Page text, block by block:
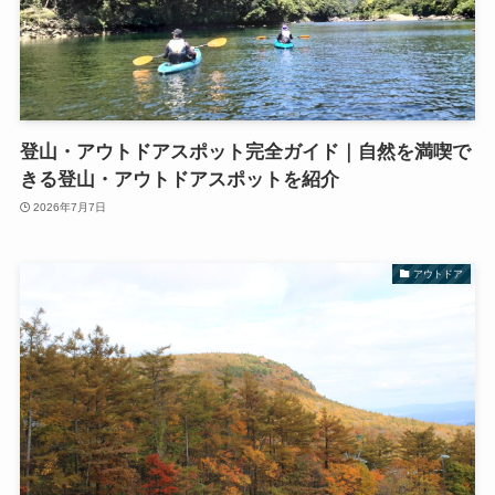
登山・アウトドアスポット完全ガイド｜自然を満喫で
きる登山・アウトドアスポットを紹介
2026年7月7日
アウトドア